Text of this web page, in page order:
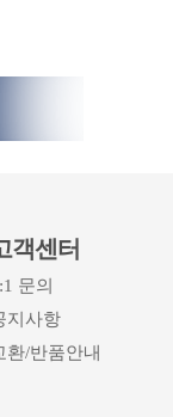
객센터
문의
지사항
환/반품안내